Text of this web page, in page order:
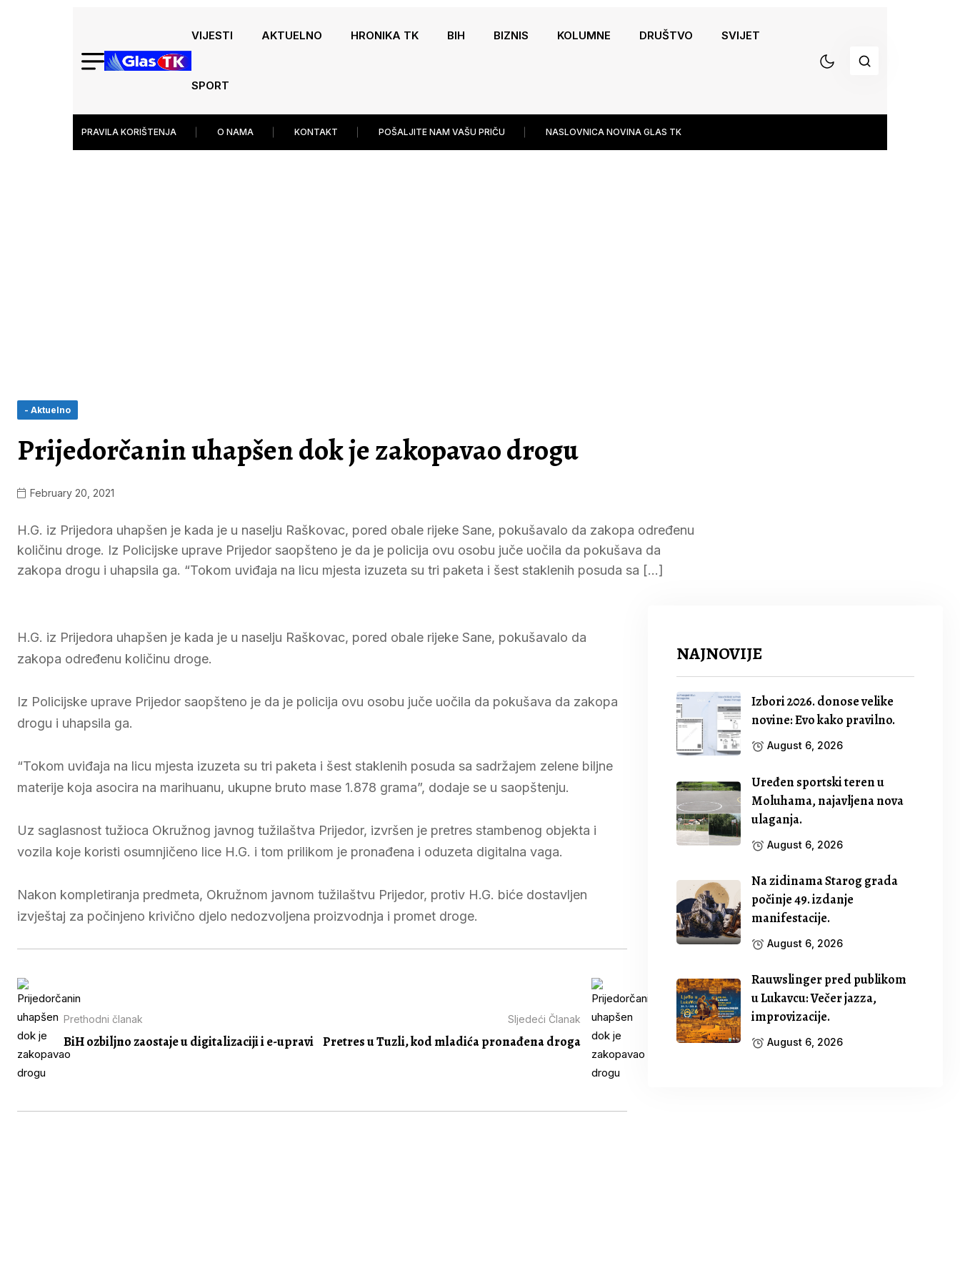
VIJESTI AKTUELNO HRONIKA TK BIH BIZNIS KOLUMNE DRUŠTVO SVIJET
SPORT
PRAVILA KORIŠTENJA O NAMA KONTAKT POŠALJITE NAM VAŠU PRIČU NASLOVNICA NOVINA GLAS TK
- Aktuelno
Prijedorčanin uhapšen dok je zakopavao drogu
February 20, 2021
H.G. iz Prijedora uhapšen je kada je u naselju Raškovac, pored obale rijeke Sane, pokušavalo da zakopa određenu
količinu droge. Iz Policijske uprave Prijedor saopšteno je da je policija ovu osobu juče uočila da pokušava da
zakopa drogu i uhapsila ga. “Tokom uviđaja na licu mjesta izuzeta su tri paketa i šest staklenih posuda sa […]
H.G. iz Prijedora uhapšen je kada je u naselju Raškovac, pored obale rijeke Sane, pokušavalo da
zakopa određenu količinu droge.
Iz Policijske uprave Prijedor saopšteno je da je policija ovu osobu juče uočila da pokušava da zakopa
drogu i uhapsila ga.
“Tokom uviđaja na licu mjesta izuzeta su tri paketa i šest staklenih posuda sa sadržajem zelene biljne
materije koja asocira na marihuanu, ukupne bruto mase 1.878 grama”, dodaje se u saopštenju.
Uz saglasnost tužioca Okružnog javnog tužilaštva Prijedor, izvršen je pretres stambenog objekta i
vozila koje koristi osumnjičeno lice H.G. i tom prilikom je pronađena i oduzeta digitalna vaga.
Nakon kompletiranja predmeta, Okružnom javnom tužilaštvu Prijedor, protiv H.G. biće dostavljen
izvještaj za počinjeno krivično djelo nedozvoljena proizvodnja i promet droge.
Prethodni članak
BiH ozbiljno zaostaje u digitalizaciji i e-upravi
Sljedeći Članak
Pretres u Tuzli, kod mladića pronađena droga
NAJNOVIJE
Izbori 2026. donose velike
novine: Evo kako pravilno.
August 6, 2026
Uređen sportski teren u
Moluhama, najavljena nova
ulaganja.
August 6, 2026
Na zidinama Starog grada
počinje 49. izdanje
manifestacije.
August 6, 2026
Rauwslinger pred publikom
u Lukavcu: Večer jazza,
improvizacije.
August 6, 2026